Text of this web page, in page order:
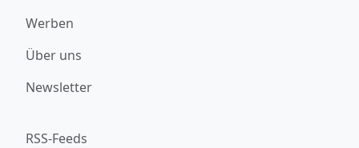
Werben
Über uns
Newsletter
RSS-Feeds